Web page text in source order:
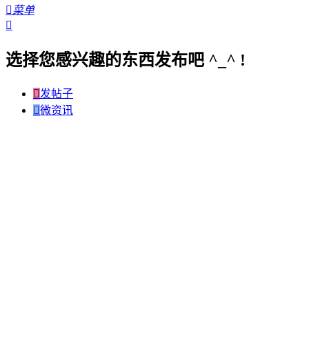
菜单

选择您感兴趣的东西发布吧 ^_^ !
发帖子
微资讯